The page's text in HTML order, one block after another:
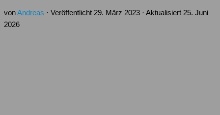
vonAndreas · Veröffentlicht 29. März 2023 · Aktualisiert 25. Juni
2026